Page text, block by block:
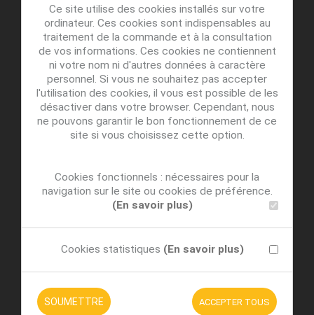
Ce site utilise des cookies installés sur votre
ordinateur. Ces cookies sont indispensables au
traitement de la commande et à la consultation
de vos informations. Ces cookies ne contiennent
ni votre nom ni d'autres données à caractère
personnel. Si vous ne souhaitez pas accepter
l'utilisation des cookies, il vous est possible de les
désactiver dans votre browser. Cependant, nous
ne pouvons garantir le bon fonctionnement de ce
site si vous choisissez cette option.
Cookies fonctionnels : nécessaires pour la
navigation sur le site ou cookies de préférence.
(En savoir plus)
Cookies statistiques (En savoir plus)
SOUMETTRE ACCEPTER TOUS